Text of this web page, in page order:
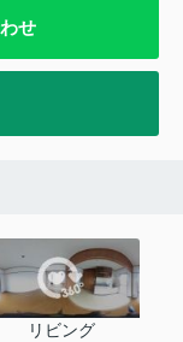
せ
リビング